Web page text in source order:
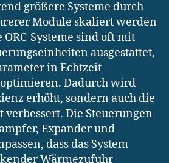
größere Systeme durch
Module skaliert werden
Systeme sind oft mit
ausgestattet,
in Echtzeit
Dadurch wird
erhöht, sondern auch die
Die Steuerungen
Expander und
dass das System
Wärmezufuhr